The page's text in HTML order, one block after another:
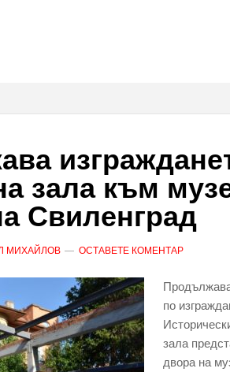
зала към
Свиленград
МИХАЙЛОВ ОСТАВЕТЕ КОМЕНТАР
по
зала
двора на